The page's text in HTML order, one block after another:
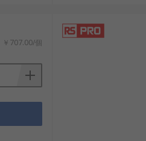
￥707.00/個